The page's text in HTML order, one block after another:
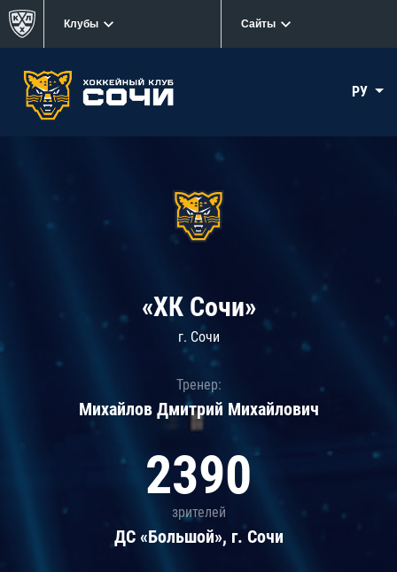
Клубы Сайты
РУ
«ХК Сочи»
г. Сочи
Тренер:
Михайлов Дмитрий Михайлович
2390
зрителей
ДС «Большой», г. Сочи